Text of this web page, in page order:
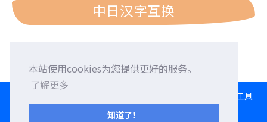
本站使用cookies为您提供更好的服务。
了解更多
知道了！
中日汉字互换
转换工具
日文打字练习 西历/和历/民国历对照表